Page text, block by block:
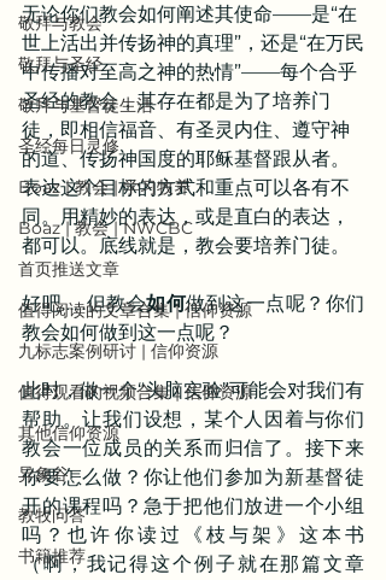
敬拜与教会
敬拜与圣经
敬拜与基督徒生活
圣经每日灵修
Boaz | 教会 | 学习牧养
Boaz | 教会 | NWCBC
首页推送文章
值得阅读的文章合集 | 信仰资源
九标志案例研讨 | 信仰资源
值得观看的视频合集 | 信仰资源
其他信仰资源
异象谷
教牧问答
书籍推荐
无论你们教会如何阐述其使命——是“在
世上活出并传扬神的真理”，还是“在万民
中传播对至高之神的热情”——每个合乎
圣经的教会，其存在都是为了培养门
徒，即相信福音、有圣灵内住、遵守神
的道、传扬神国度的耶稣基督跟从者。
表达这个目标的方式和重点可以各有不
同。用精妙的表达，或是直白的表达，
都可以。底线就是，教会要培养门徒。
好吧……但教会如何做到这一点呢？你们
教会如何做到这一点呢？
此时，做一个“头脑实验”可能会对我们有
帮助。让我们设想，某个人因着与你们
教会一位成员的关系而归信了。接下来
你要怎么做？你让他们参加为新基督徒
开的课程吗？急于把他们放进一个小组
吗？也许你读过《枝与架》这本书
（啊，我记得这个例子就在那篇文章